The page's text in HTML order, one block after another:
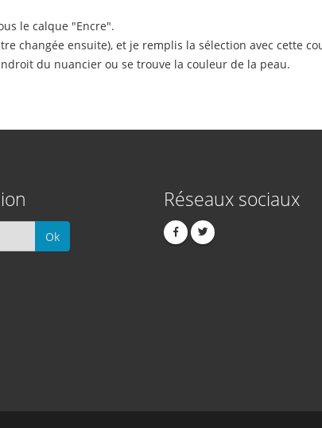
le calque "Encre".
changée ensuite), et je remplis la sélection avec cette
du nuancier ou se trouve la couleur de la peau.
Ok
Réseaux sociaux